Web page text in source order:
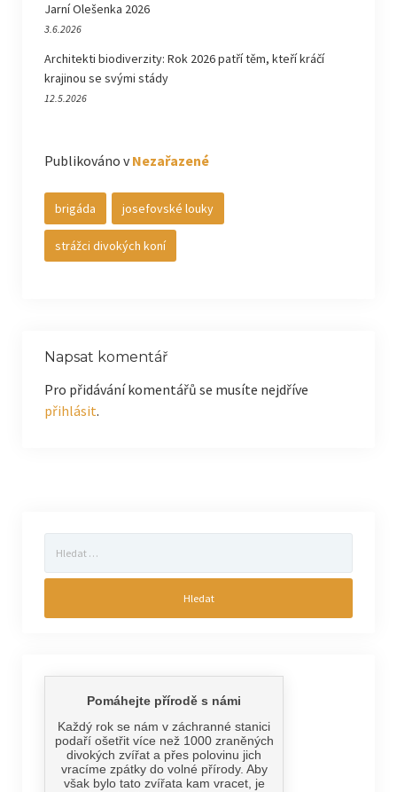
Jarní Olešenka 2026
3.6.2026
Architekti biodiverzity: Rok 2026 patří těm, kteří kráčí
krajinou se svými stády
12.5.2026
Publikováno v Nezařazené
brigáda josefovské louky
strážci divokých koní
Napsat komentář
Pro přidávání komentářů se musíte nejdříve
přihlásit.